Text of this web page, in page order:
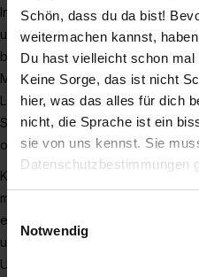
Schön, dass du da bist!
weitermachen kannst,
Du hast vielleicht schon
Keine Sorge, das ist nicht
hier, was das alles für dich
nicht, die Sprache ist ein
sie von uns kennst. Sie
Datenschutzbestimmungen
Notwendig
Industrieschilder und industrielle
unseren modernen
bedienen wir sehr viele
Maschinen-, Flugzeug- oder
Lebensmittel- oder
Schilder zum Beispiel aus
oder Messing gebraucht.
KILIAN wird bereits in der dritten
mittlerweile sind wir in
eigenen Marke sogar
unser Team suchen wir dich für
Unser Sitz befindet sich in